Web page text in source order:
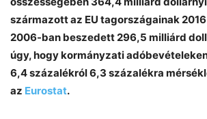
származott az EU tagországainak
2006-ban beszedett 296,5 milliárd
úgy, hogy kormányzati
6,4 százalékról 6,3 százalékra
az Eurostat.
Chat
Helló! Miben segíthetek ma?